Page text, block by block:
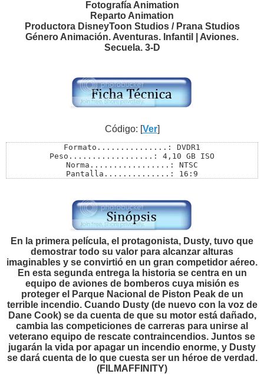
Fotografía Animation
Reparto Animation
Productora DisneyToon Studios / Prana Studios
Género Animación. Aventuras. Infantil | Aviones.
Secuela. 3-D
Código: [Ver]
Formato...............: DVDR1
Peso..................: 4,10 GB ISO
Norma.................: NTSC
Pantalla..............: 16:9
Menú..................: SI
Extras................: Si
Pass..................: M23
En la primera película, el protagonista, Dusty, tuvo que
demostrar todo su valor para alcanzar alturas
imaginables y se convirtió en un gran competidor aéreo.
En esta segunda entrega la historia se centra en un
equipo de aviones de bomberos cuya misión es
proteger el Parque Nacional de Piston Peak de un
terrible incendio. Cuando Dusty (de nuevo con la voz de
Dane Cook) se da cuenta de que su motor está dañado,
cambia las competiciones de carreras para unirse al
veterano equipo de rescate contraincendios. Juntos se
jugarán la vida por apagar un incendio enorme, y Dusty
se dará cuenta de lo que cuesta ser un héroe de verdad.
(FILMAFFINITY)